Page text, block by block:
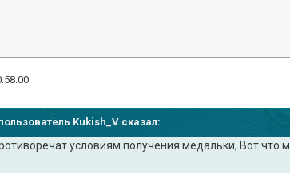
Kukish_V сказал:
условиям получения медальки, Вот что